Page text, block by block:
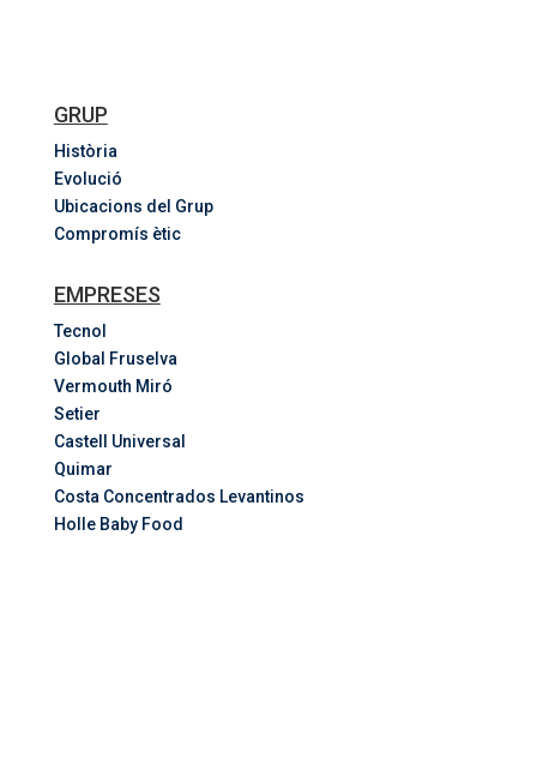
GRUP
Història
Evolució
Ubicacions del Grup
Compromís ètic
EMPRESES
Tecnol
Global Fruselva
Vermouth Miró
Setier
Castell Universal
Quimar
Costa Concentrados Levantinos
Holle Baby Food